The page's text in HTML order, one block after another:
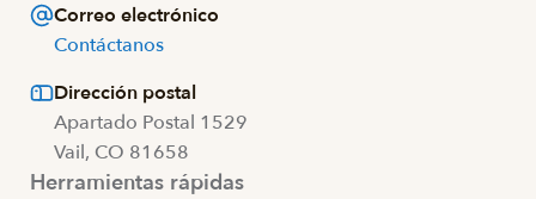
Correo electrónico
Contáctanos
Dirección postal
Apartado Postal 1529
Vail, CO 81658
Herramientas rápidas